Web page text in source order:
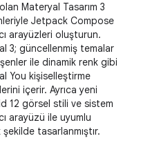
Materyal Tasarım 3
Jetpack Compose
arayüzleri oluşturun.
3; güncellenmiş temalar
ile dinamik renk gibi
You kişiselleştirme
içerir. Ayrıca yeni
12 görsel stili ve sistem
arayüzü ile uyumlu
tasarlanmıştır.